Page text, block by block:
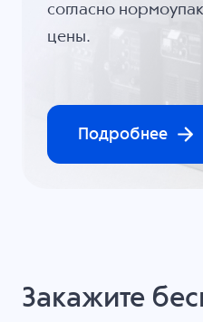
согласно
цены.
Подробнее
Закажите